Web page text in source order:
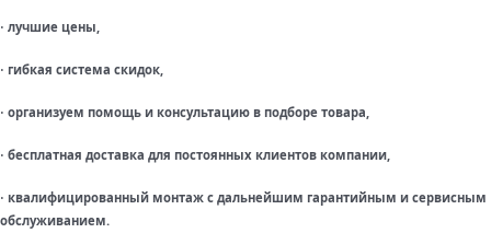
· лучшие цены,
· гибкая система скидок,
· организуем помощь и консультацию в подборе товара,
· бесплатная доставка для постоянных клиентов компании,
· квалифицированный монтаж с дальнейшим гарантийным и сервисным
обслуживанием.